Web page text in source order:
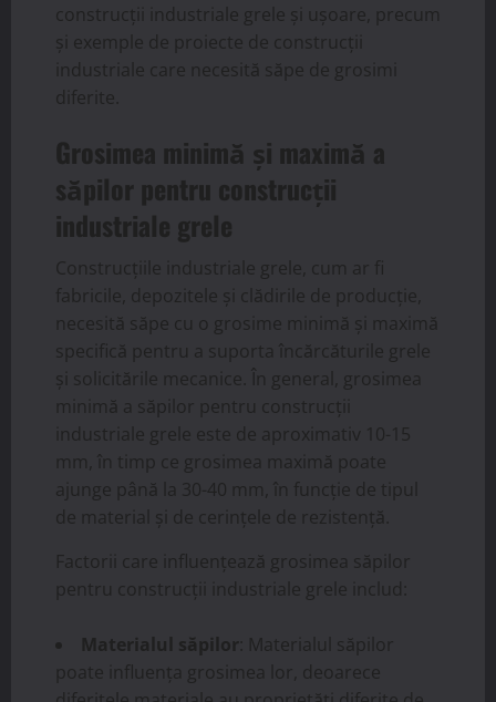
construcții industriale grele și ușoare, precum
și exemple de proiecte de construcții
industriale care necesită săpe de grosimi
diferite.
Grosimea minimă și maximă a
săpilor pentru construcții
industriale grele
Construcțiile industriale grele, cum ar fi
fabricile, depozitele și clădirile de producție,
necesită săpe cu o grosime minimă și maximă
specifică pentru a suporta încărcăturile grele
și solicitările mecanice. În general, grosimea
minimă a săpilor pentru construcții
industriale grele este de aproximativ 10-15
mm, în timp ce grosimea maximă poate
ajunge până la 30-40 mm, în funcție de tipul
de material și de cerințele de rezistență.
Factorii care influențează grosimea săpilor
pentru construcții industriale grele includ:
Materialul săpilor : Materialul săpilor
poate influența grosimea lor, deoarece